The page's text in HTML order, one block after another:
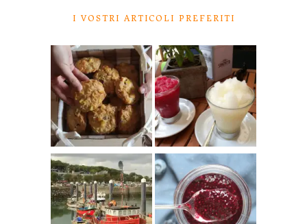
I VOSTRI ARTICOLI PREFERITI